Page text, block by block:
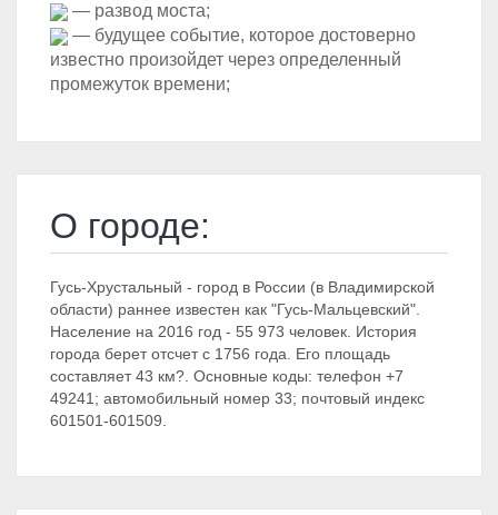
— развод моста;
— будущее событие, которое достоверно
известно произойдет через определенный
промежуток времени;
О городе:
Гусь-Хрустальный - город в России (в Владимирской
области) раннее известен как "Гусь-Мальцевский".
Население на 2016 год - 55 973 человек. История
города берет отсчет с 1756 года. Его площадь
составляет 43 км?. Основные коды: телефон +7
49241; автомобильный номер 33; почтовый индекс
601501-601509.